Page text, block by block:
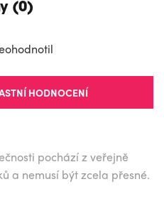
(0)
HODNOCENÍ
pochází z veřejně
a nemusí být zcela přesné.